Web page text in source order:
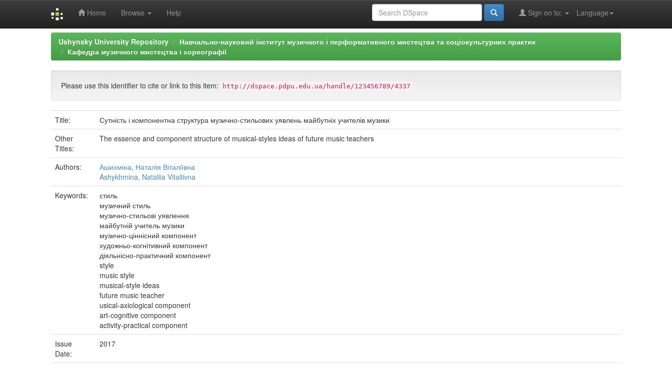
Home Browse Help Language
Sign on to:
Ushynsky University Repository
Навчально-науковий інститут музичного і перформативного мистецтва та соціокультурних практик
Кафедра музичного мистецтва і хореографії
Please use this identifier to cite or link to this item: http://dspace.pdpu.edu.ua/handle/123456789/4337
Title:
Сутність і компонентна структура музично-стильових уявлень майбутніх учителів музики
Other
Titles:
The essence and component structure of musical-styles ideas of future music teachers
Authors:
Ашихміна, Наталія Віталіївна
Ashykhmina, Nataliia Vitaliivna
Keywords:
стиль
музичний стиль
музично-стильові уявлення
майбутній учитель музики
музично-ціннісний компонент
художньо-когнітивний компонент
діяльнісно-практичний компонент
style
music style
musical-style ideas
future music teacher
usical-axiological component
art-cognitive component
activity-practical component
Issue
Date:
2017